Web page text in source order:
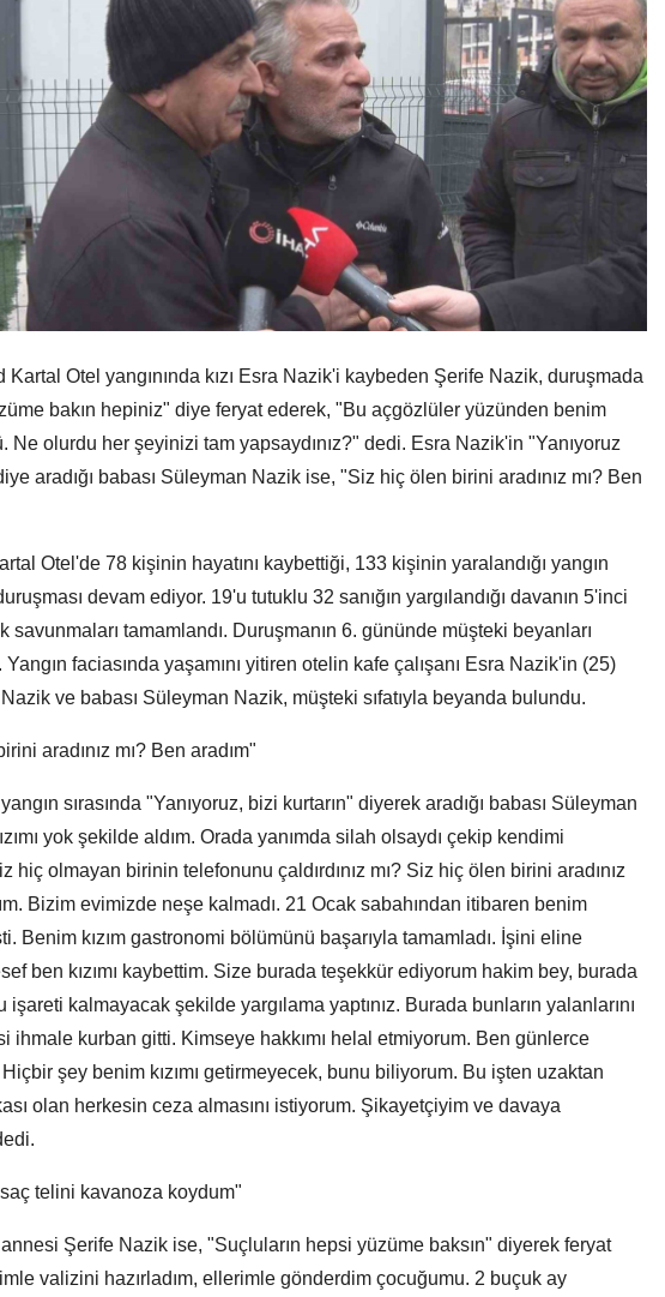
Kartal Otel yangınında kızı Esra Nazik'i kaybeden Şerife Nazik, duruşmada
bakın hepiniz" diye feryat ederek, "Bu açgözlüler yüzünden benim
Ne olurdu her şeyinizi tam yapsaydınız?" dedi. Esra Nazik'in "Yanıyoruz
aradığı babası Süleyman Nazik ise, "Siz hiç ölen birini aradınız mı? Ben
Otel'de 78 kişinin hayatını kaybettiği, 133 kişinin yaralandığı yangın
devam ediyor. 19'u tutuklu 32 sanığın yargılandığı davanın 5'inci
savunmaları tamamlandı. Duruşmanın 6. gününde müşteki beyanları
faciasında yaşamını yitiren otelin kafe çalışanı Esra Nazik'in (25)
ve babası Süleyman Nazik, müşteki sıfatıyla beyanda bulundu.
aradınız mı? Ben aradım"
sırasında "Yanıyoruz, bizi kurtarın" diyerek aradığı babası Süleyman
yok şekilde aldım. Orada yanımda silah olsaydı çekip kendimi
hiç olmayan birinin telefonunu çaldırdınız mı? Siz hiç ölen birini aradınız
Bizim evimizde neşe kalmadı. 21 Ocak sabahından itibaren benim
Benim kızım gastronomi bölümünü başarıyla tamamladı. İşini eline
ben kızımı kaybettim. Size burada teşekkür ediyorum hakim bey, burada
işareti kalmayacak şekilde yargılama yaptınız. Burada bunların yalanlarını
ihmale kurban gitti. Kimseye hakkımı helal etmiyorum. Ben günlerce
şey benim kızımı getirmeyecek, bunu biliyorum. Bu işten uzaktan
olan herkesin ceza almasını istiyorum. Şikayetçiyim ve davaya
telini kavanoza koydum"
Şerife Nazik ise, "Suçluların hepsi yüzüme baksın" diyerek feryat
valizini hazırladım, ellerimle gönderdim çocuğumu. 2 buçuk ay